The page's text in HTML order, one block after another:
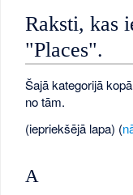
Raksti, kas
"Places".
Šajā kategorijā
no tām.
(iepriekšējā lapa) (
A